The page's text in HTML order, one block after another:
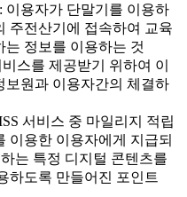
용자가 단말기를 이용하
주전산기에 접속하여 교육
는 정보를 이용하는 것
스를 제공받기 위하여 이
보원과 이용자간의 체결하
서비스 중 마일리지 적립
이용한 이용자에게 지급되
는 특정 디지털 콘텐츠를
하도록 만들어진 포인트